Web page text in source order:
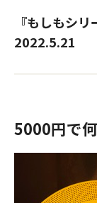
ＹＢＣオンデ
『もしもシ
2022.5.21
5000円で